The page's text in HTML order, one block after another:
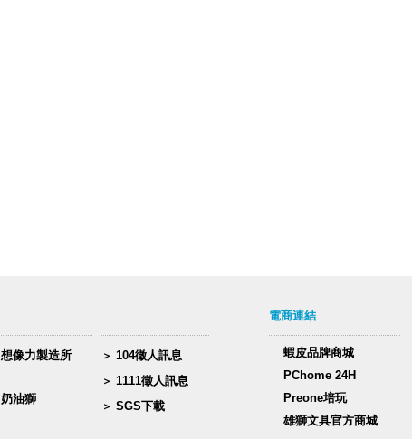
想像力製造所
奶油獅
104徵人訊息
1111徵人訊息
SGS下載
電商連結
蝦皮品牌商城
PChome 24H
Preone培玩
雄獅文具官方商城